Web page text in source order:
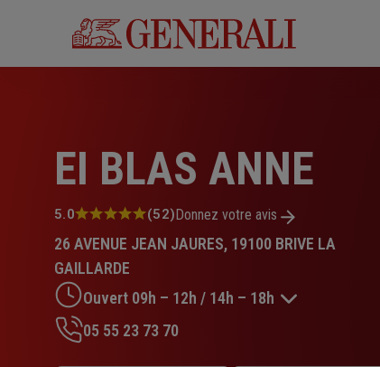
EI BLAS ANNE
Note
5.0
sur
5
étoiles
5.0 (52)Donnez votre avis
26 AVENUE JEAN JAURES, 19100 BRIVE LA
GAILLARDE
Ouvert 09h – 12h / 14h – 18h
05 55 23 73 70